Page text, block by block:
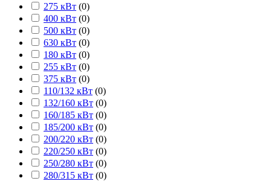
275 кВт (0)
400 кВт (0)
500 кВт (0)
630 кВт (0)
180 кВт (0)
255 кВт (0)
375 кВт (0)
110/132 кВт (0)
132/160 кВт (0)
160/185 кВт (0)
185/200 кВт (0)
200/220 кВт (0)
220/250 кВт (0)
250/280 кВт (0)
280/315 кВт (0)